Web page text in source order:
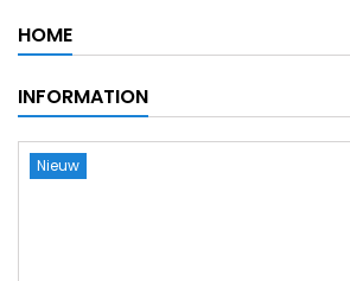
HOME
INFORMATION
Nieuw